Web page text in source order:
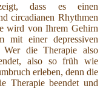
dass es einen
circadianen Rhythmen
wird von Ihrem Gehirn
mit einer depressiven
die Therapie also
also so früh wie
erleben, denn die
Therapie beendet und